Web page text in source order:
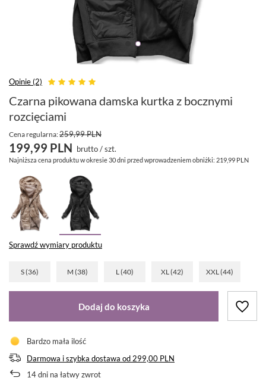
Opinie (2)
Czarna pikowana damska kurtka z bocznymi
rozcięciami
Cena regularna:259,99 PLN
199,99 PLN brutto/szt.
Najniższa cena produktu w okresie 30 dni przed wprowadzeniem obniżki: 219,99 PLN
Sprawdź wymiary produktu
S (36) M (38) L (40) XL (42) XXL (44)
Dodaj do koszyka
Bardzo mała ilość
Darmowa i szybka dostawa od 299,00 PLN
14dni na łatwy zwrot